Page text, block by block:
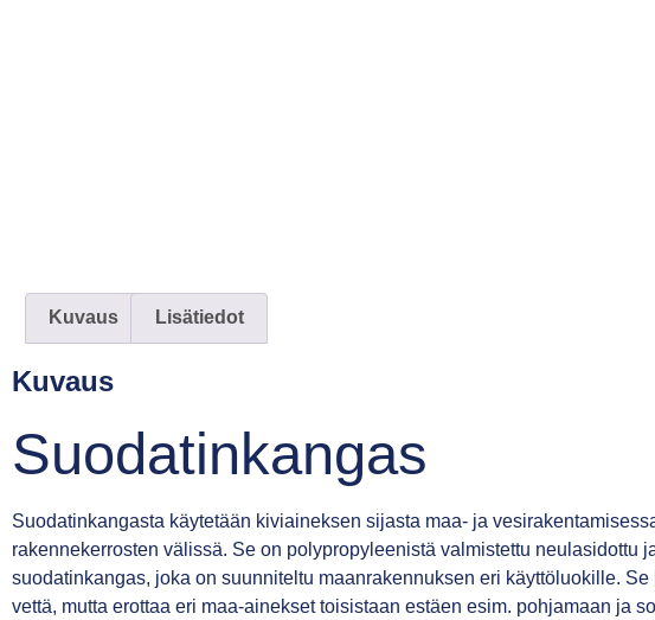
Kuvaus Lisätiedot
Kuvaus
Suodatinkangas
Suodatinkangasta käytetään kiviaineksen sijasta maa- ja
rakennekerrosten välissä. Se on polypropyleenistä valmistettu neulasidottu
suodatinkangas, joka on suunniteltu maanrakennuksen eri käyttöluokille.
vettä, mutta erottaa eri maa-ainekset toisistaan estäen esim. pohjamaan ja